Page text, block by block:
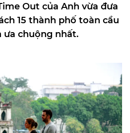
Out của Anh vừa đưa
15 thành phố toàn cầu
ưa chuộng nhất.